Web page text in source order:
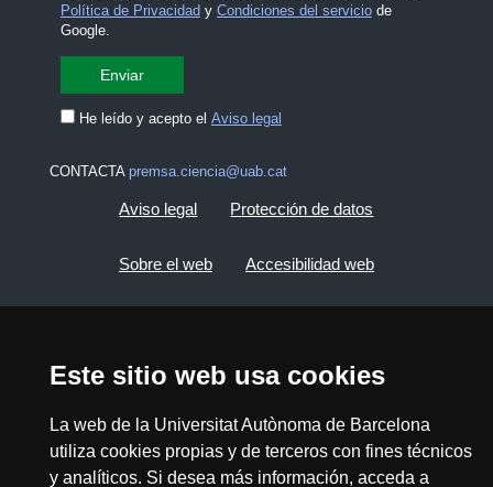
Este sitio web usa cookies
La web de la Universitat Autònoma de Barcelona
utiliza cookies propias y de terceros con fines técnicos
y analíticos. Si desea más información, acceda a
Política de Privacidad y Condiciones del serviciode
Google.
He leído y acepto el Aviso legal
CONTACTA premsa.ciencia@uab.cat
Aviso legal Protección de datos
Sobre el web Accesibilidad web
2026 Divulga UAB - Commons Reconocimiento -
No Comercial (CC BY NC) - ISSN: 2014-6388
View low-bandwidth version